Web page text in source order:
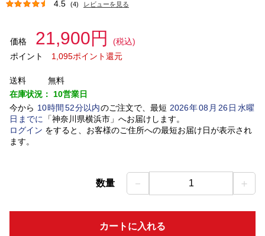
4.5 (4) レビューを見る
価格 21,900円
(税込)
ポイント
1,095ポイント還元
送料
無料
在庫状況： 10営業日
今から 10時間 52分以内のご注文で、最短 2026年08 月 26日水曜
日 までに 「神奈川県横浜市」 へお届けします。
ログイン をすると、お客様のご住所への最短お届け日が表示され
ます。
数量 － 1 ＋
カートに入れる